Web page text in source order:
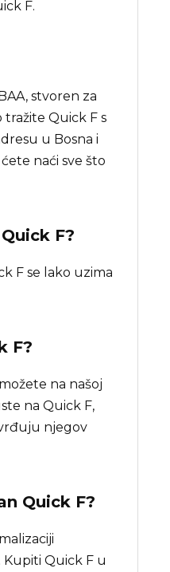
F.
stvoren za
Quick F s
u Bosna i
naći sve što
F?
F se lako uzima
F?
na našoj
na Quick F,
njegov
Quick F?
Quick F u